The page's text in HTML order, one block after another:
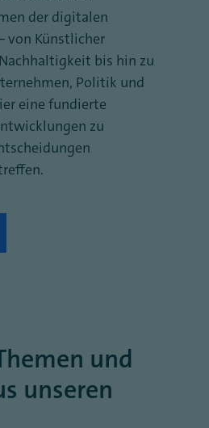
der digitalen
von Künstlicher
bis hin zu
Politik und
eine fundierte
zu
und
unseren